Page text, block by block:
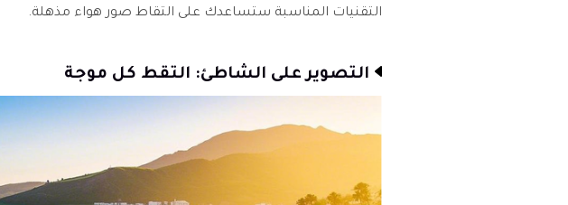
التقنيات المناسبة ستساعدك على التقاط صور هواء مذهلة.
التصوير على الشاطئ: التقط كل موجة